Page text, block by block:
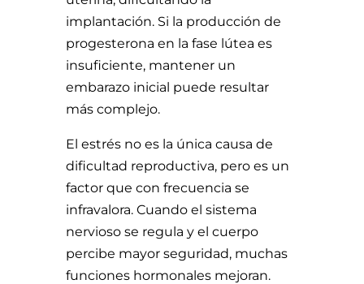
implantación. Si la producción de
progesterona en la fase lútea es
insuficiente, mantener un
embarazo inicial puede resultar
más complejo.
El estrés no es la única causa de
dificultad reproductiva, pero es un
factor que con frecuencia se
infravalora. Cuando el sistema
nervioso se regula y el cuerpo
percibe mayor seguridad, muchas
funciones hormonales mejoran.